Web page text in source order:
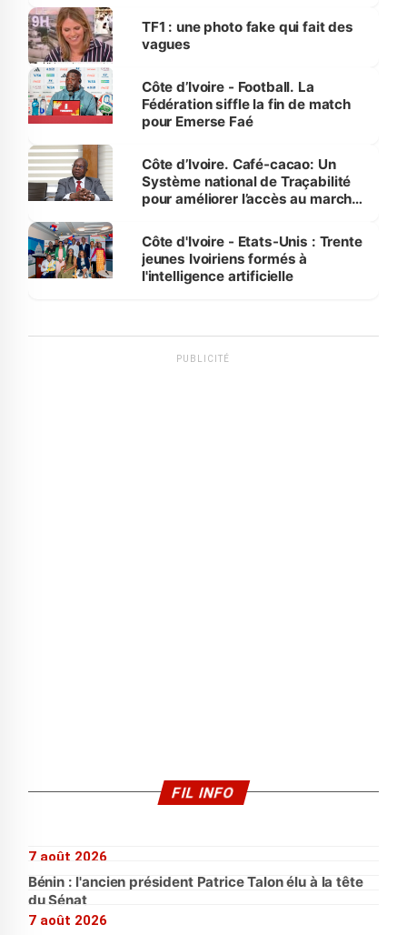
sur la scène internationale »
TF1 : une photo fake qui fait des
vagues
Côte d’Ivoire - Football. La
Fédération siffle la fin de match
pour Emerse Faé
Côte d’Ivoire. Café-cacao: Un
Système national de Traçabilité
pour améliorer l’accès au marché
Côte d'Ivoire - Etats-Unis : Trente
jeunes Ivoiriens formés à
l'intelligence artificielle
PUBLICITÉ
FIL INFO
7 août 2026
Bénin : l'ancien président Patrice Talon élu à la tête
du Sénat
7 août 2026